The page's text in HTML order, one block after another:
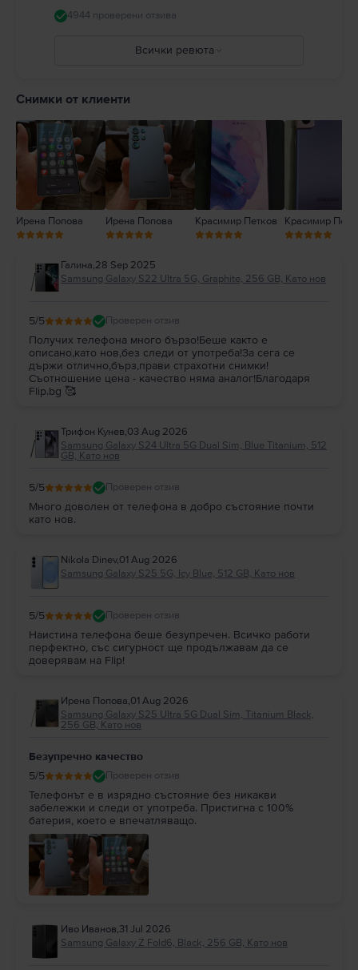
4944 проверени отзива
Всички ревюта
2
Снимки от клиенти
Ирена Попова Ирена Попова Красимир Петков Красимир
Галина,28 Sep 2025
Samsung Galaxy S22 Ultra 5G, Graphite, 256 GB, Като нов
5/5 Проверен отзив
Получих телефона много бързо!Беше както е
описано,като нов,без следи от употреба!За сега се
държи отлично,бърз,прави страхотни снимки!
Съотношение цена - качество няма аналог!Благодаря
Flip.bg 🥰
Трифон Кунев,03 Aug 2026
Samsung Galaxy S24 Ultra 5G Dual Sim, Blue Titanium, 512
GB, Като нов
5/5 Проверен отзив
Много доволен от телефона в добро състояние почти
като нов.
Nikola Dinev,01 Aug 2026
Samsung Galaxy S25 5G, Icy Blue, 512 GB, Като нов
5/5 Проверен отзив
Наистина телефона беше безупречен. Всичко работи
перфектно, със сигурност ще продължавам да се
доверявам на Flip!
Ирена Попова,01 Aug 2026
Samsung Galaxy S25 Ultra 5G Dual Sim, Titanium Black,
256 GB, Като нов
Безупречно качество
5/5 Проверен отзив
Телефонът е в изрядно състояние без никакви
забележки и следи от употреба. Пристигна с 100%
батерия, което е впечатляващо.
Иво Иванов,31 Jul 2026
Samsung Galaxy Z Fold6, Black, 256 GB, Като нов